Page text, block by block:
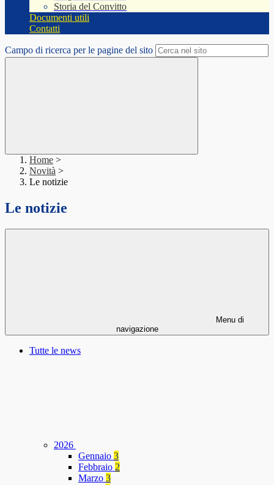
Storia del Convitto
Documenti utili
Contatti
Campo di ricerca per le pagine del sito
Home >
Novità >
Le notizie
Le notizie
Menu di
navigazione
Tutte le news
2026
Gennaio 3
Febbraio 2
Marzo 3